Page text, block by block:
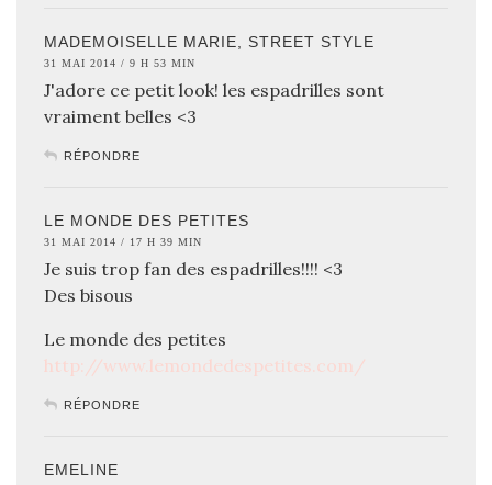
MADEMOISELLE MARIE, STREET STYLE
31 MAI 2014 / 9 H 53 MIN
J'adore ce petit look! les espadrilles sont
vraiment belles <3
RÉPONDRE
LE MONDE DES PETITES
31 MAI 2014 / 17 H 39 MIN
Je suis trop fan des espadrilles!!!! <3
Des bisous
Le monde des petites
http://www.lemondedespetites.com/
RÉPONDRE
EMELINE